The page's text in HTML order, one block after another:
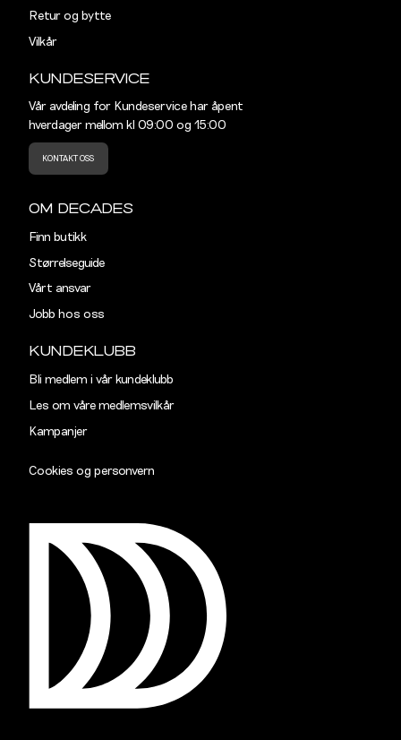
Retur og bytte
Vilkår
KUNDESERVICE
Vår avdeling for Kundeservice har åpent
hverdager mellom kl 09:00 og 15:00
KONTAKT OSS
OM DECADES
Finn butikk
Størrelseguide
Vårt ansvar
Jobb hos oss
KUNDEKLUBB
Bli medlem i vår kundeklubb
Les om våre medlemsvilkår
Kampanjer
Cookies og personvern